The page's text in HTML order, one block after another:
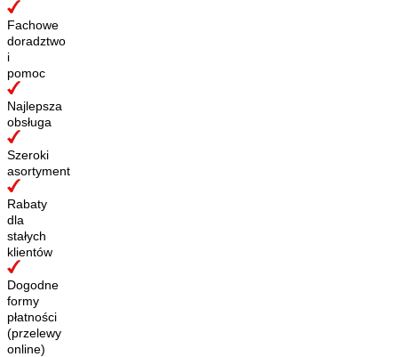
Fachowe
doradztwo
i
pomoc
Najlepsza
obsługa
Szeroki
asortyment
Rabaty
dla
stałych
klientów
Dogodne
formy
płatności
(przelewy
online)